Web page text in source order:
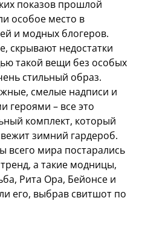
показов прошлой
особое место в
и модных блогеров.
скрывают недостатки
такой вещи без особых
стильный образ.
смелые надписи и
героями – все это
комплект, который
зимний гардероб.
всего мира постарались
а такие модницы,
Рита Ора, Бейонсе и
его, выбрав свитшот по